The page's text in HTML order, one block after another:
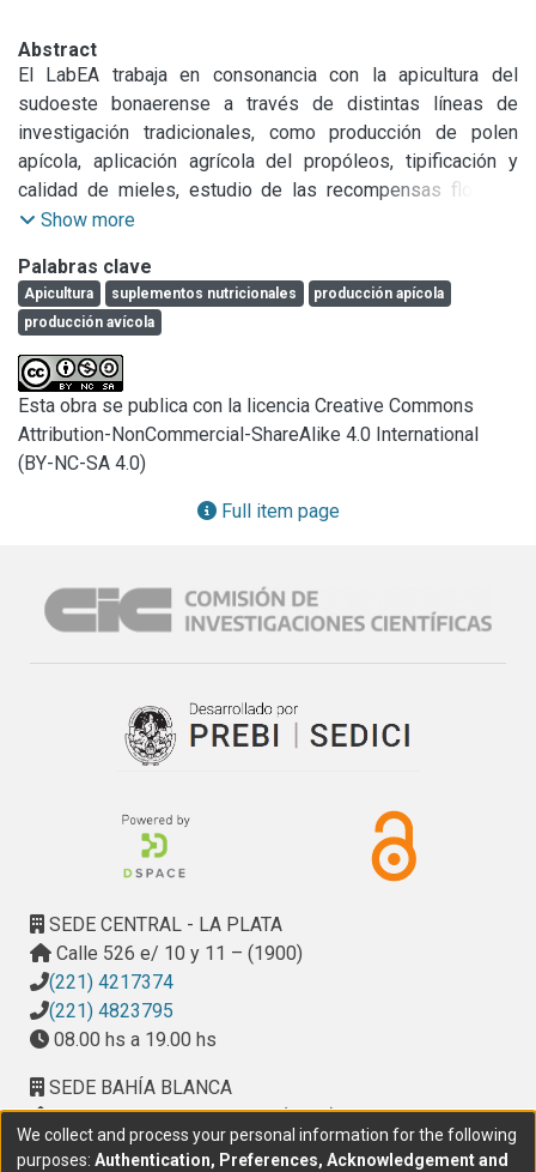
Abstract
El LabEA trabaja en consonancia con la apicultura del
sudoeste bonaerense a través de distintas líneas de
investigación tradicionales, como producción de polen
apícola, aplicación agrícola del propóleos, tipificación y
calidad de mieles, estudio de las recompensas florales,
impacto de los polinizadores sobre los cultivos. Una nueva
para abejas (Apis mellifera)”. El objetivo general es
desarrollar un suplemento con potencial probiótico
constituido por microorganismos aislados de kéfir para
contribuir a mitigar los actuales problemas nutricionales de
la colmena. Otra nueva línea es el uso de complementos
nutricionales provenientes de la producción apícola en la
alimentación aviar. El objetivo general es demostrar el
interés del uso de
una fuente de alimentación complementaria en la
investigación permitirán asistir a los productores apícolas y
avícolas al brindar soluciones especializadas a través de la
Show more
Palabras clave
Apicultura suplementos nutricionales
producción apícola
producción avícola
Esta obra se publica con la licencia Creative Commons
Attribution-NonCommercial-ShareAlike 4.0 International
(BY-NC-SA 4.0)
Full item page
SEDE CENTRAL - LA PLATA
Calle 526 e/ 10 y 11 – (1900)
(221) 4217374
(221) 4823795
08.00 hs a 19.00 hs
SEDE BAHÍA BLANCA
Calle Ciudad de Cali 320 – (8000). Universidad
Provincial del Sudoeste (UPSO)
We collect and process your personal information for the following
purposes: Authentication, Preferences, Acknowledgement and